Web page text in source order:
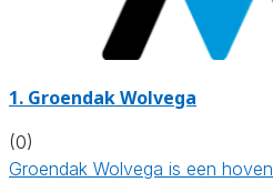
1. Groendak Wolvega
(0)
Groendak Wolvega is een